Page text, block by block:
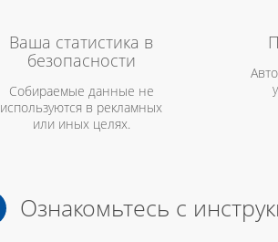
Ваша статистика в
безопасности
Собираемые данные не
используются в рекламных
или иных целях.
Ознакомьтесь с